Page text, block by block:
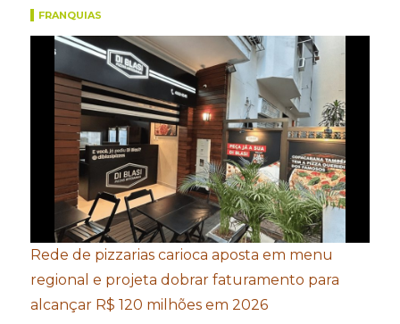
FRANQUIAS
Rede de pizzarias carioca aposta em menu
regional e projeta dobrar faturamento para
alcançar R$ 120 milhões em 2026